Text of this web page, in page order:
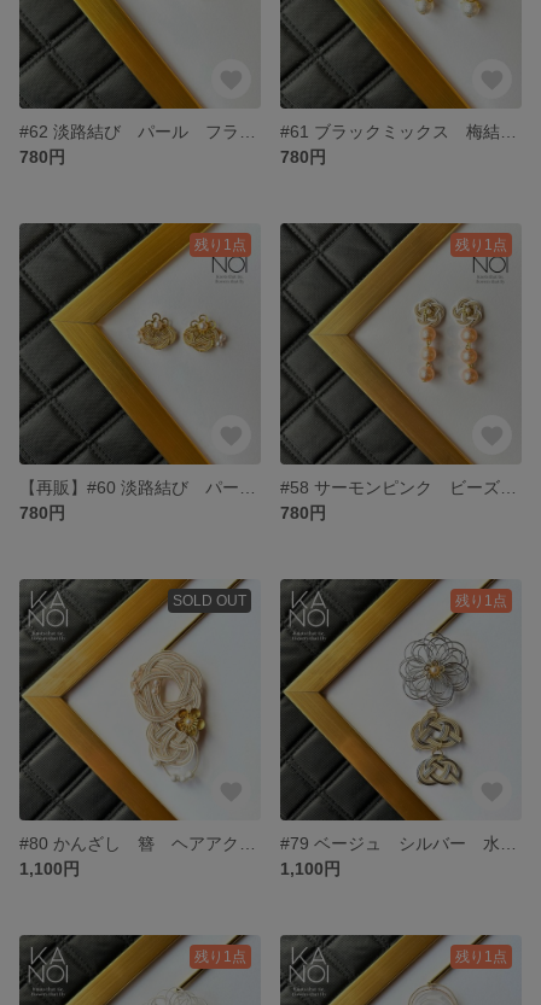
780円
780円
残り1点
780円
残り1点
780円
SOLD OUT
1,100円
残り1点
1,100円
残り1点 残り1点